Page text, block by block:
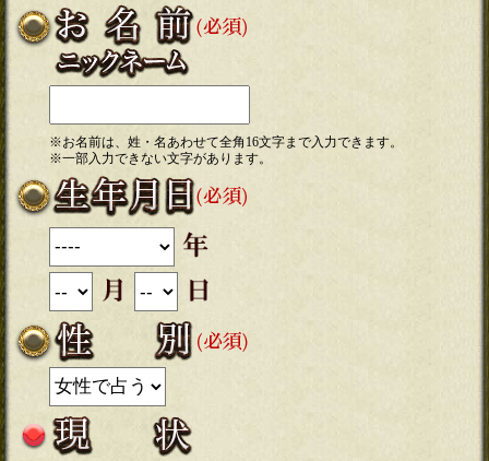
※お名前は、姓・名あわせて全角16文字まで入力できます。
※一部入力できない文字があります。